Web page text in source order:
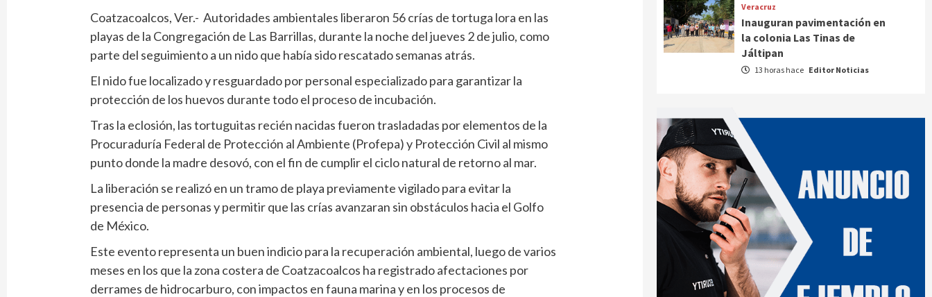
Coatzacoalcos, Ver.- Autoridades ambientales liberaron 56 crías de tortuga lora en las
playas de la Congregación de Las Barrillas, durante la noche del jueves 2 de julio, como
parte del seguimiento a un nido que había sido rescatado semanas atrás.
El nido fue localizado y resguardado por personal especializado para garantizar la
protección de los huevos durante todo el proceso de incubación.
Tras la eclosión, las tortuguitas recién nacidas fueron trasladadas por elementos de la
Procuraduría Federal de Protección al Ambiente (Profepa) y Protección Civil al mismo
punto donde la madre desovó, con el fin de cumplir el ciclo natural de retorno al mar.
La liberación se realizó en un tramo de playa previamente vigilado para evitar la
presencia de personas y permitir que las crías avanzaran sin obstáculos hacia el Golfo
de México.
Este evento representa un buen indicio para la recuperación ambiental, luego de varios
meses en los que la zona costera de Coatzacoalcos ha registrado afectaciones por
derrames de hidrocarburo, con impactos en fauna marina y en los procesos de
Veracruz
Inauguran pavimentación en
la colonia Las Tinas de
Jáltipan
13 horas hace Editor Noticias